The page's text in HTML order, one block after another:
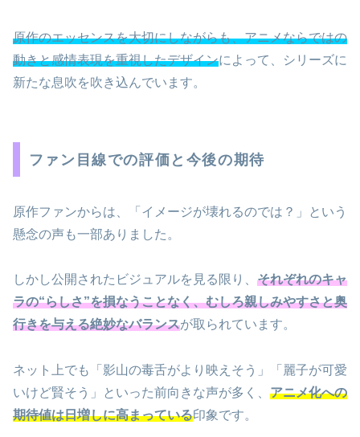
原作のエッセンスを大切にしながらも、アニメならではの
動きと感情表現を重視したデザインによって、シリーズに
新たな息吹を吹き込んでいます。
ファン目線での評価と今後の期待
原作ファンからは、「イメージが壊れるのでは？」という
懸念の声も一部ありました。
しかし公開されたビジュアルを見る限り、 それぞれのキャ
ラの“らしさ”を損なうことなく、むしろ親しみやすさと奥
行きを与える絶妙なバランスが取られています。
ネット上でも「影山の毒舌がより映えそう」「麗子が可愛
いけど賢そう」といった前向きな声が多く、 アニメ化への
期待値は日増しに高まっている印象です。